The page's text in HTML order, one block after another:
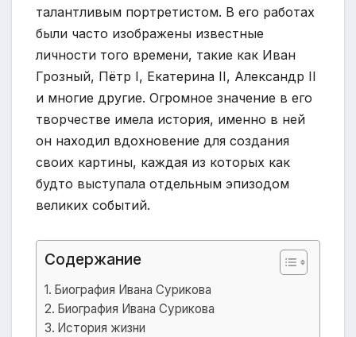
талантливым портретистом. В его работах
были часто изображены известные
личности того времени, такие как Иван
Грозный, Пётр I, Екатерина II, Александр II
и многие другие. Огромное значение в его
творчестве имела история, именно в ней
он находил вдохновение для создания
своих картины, каждая из которых как
будто выступала отдельным эпизодом
великих событий.
Содержание
Биография Ивана Сурикова
Биография Ивана Сурикова
История жизни